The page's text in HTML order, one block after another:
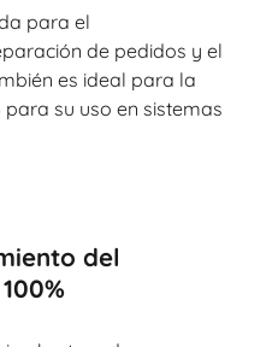
para el
de pedidos y el
es ideal para la
su uso en sistemas
del